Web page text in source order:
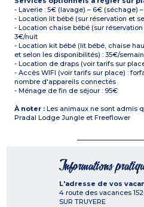
- Laverie : 5€ (lavage) – 6€ (séchage)
- Location lit bébé (sur réservation et
- Location chaise bébé (sur
3€/nuit
- Location kit bébé (lit bébé, chaise
et selon les disponibilités) : 35€/
- Location de draps (voir tarifs sur
- Accès WIFI (voir tarifs sur place) :
nombre d'appareils connectés
- Ménage de fin de séjour : 95€
À noter : Les animaux ne sont admis
Pradal Lodge Jungle et Freeflower
Informations
L'adresse de vos
4 route des vacances
SUR TRUYERE